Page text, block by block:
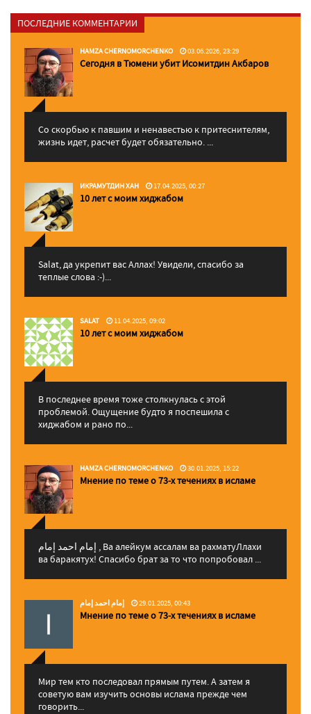
ПОСЛЕДНИЕ КОММЕНТАРИИ
HAMZA CHERNOMORCHENKO 03.06.2026, 23:29
Сегодня в Тюмени убит Исомитдин Акбаров
Со скорбью к павшим и ненавестью к притеснителям,
жизнь идет, расчет будет обязательно. ...
ИКРАМУТДИН ХАН 17.04.2025, 00:27
10 лет с моим хиджабом
Salat, да укрепит вас Аллаx! Увидели, спасибо за
теплые слова :-)...
SALAT 11.04.2025, 09:02
10 лет с моим хиджабом
В последнее время тоже столкнулась с этой
проблемой. Ощущение будто я поспешила с
хиджабом и рано по...
HAMZA CHERNOMORCHENKO 30.01.2025, 15:22
Мнение по теме о 73-х течениях в исламе
إمام احمد إمام , Ва алейкум ассалам ва рахматуЛлахи
ва баракятух! Спасибо брат за то что попробовал ...
إمام احمد إمام 29.01.2025, 00:43
Мнение по теме о 73-х течениях в исламе
Мир тем кто последовал прямым путем. А затем я
советую вам изучить основы ислама прежде чем
говорить...